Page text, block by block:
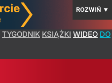
ROZWIŃ ▼
TYGODNIK KSIĄŻKI WIDEO DO